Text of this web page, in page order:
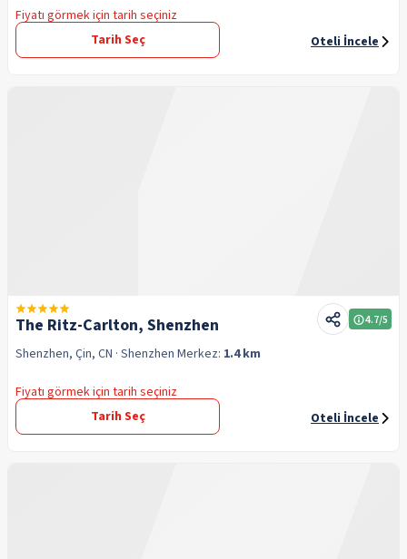
Fiyatı görmek için tarih seçiniz
Tarih Seç
Oteli İncele
The Ritz-Carlton, Shenzhen 4.7/5
Shenzhen, Çin, CN · Shenzhen Merkez: 1.4 km
Fiyatı görmek için tarih seçiniz
Tarih Seç
Oteli İncele